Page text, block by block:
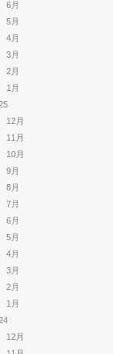
6月
5月
4月
3月
2月
1月
12月
11月
10月
9月
8月
7月
6月
5月
4月
3月
2月
1月
12月